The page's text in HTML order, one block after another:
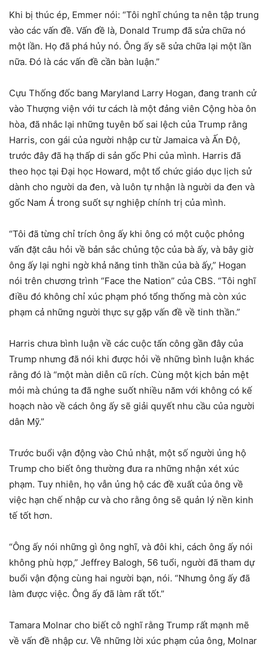
Khi bị thúc ép, Emmer nói: “Tôi nghĩ chúng ta nên tập trung
vào các vấn đề. Vấn đề là, Donald Trump đã sửa chữa nó
một lần. Họ đã phá hủy nó. Ông ấy sẽ sửa chữa lại một lần
nữa. Đó là các vấn đề cần bàn luận.”
Cựu Thống đốc bang Maryland Larry Hogan, đang tranh cử
vào Thượng viện với tư cách là một đảng viên Cộng hòa ôn
hòa, đã nhắc lại những tuyên bố sai lệch của Trump rằng
Harris, con gái của người nhập cư từ Jamaica và Ấn Độ,
trước đây đã hạ thấp di sản gốc Phi của mình. Harris đã
theo học tại Đại học Howard, một tổ chức giáo dục lịch sử
dành cho người da đen, và luôn tự nhận là người da đen và
gốc Nam Á trong suốt sự nghiệp chính trị của mình.
“Tôi đã từng chỉ trích ông ấy khi ông có một cuộc phỏng
vấn đặt câu hỏi về bản sắc chủng tộc của bà ấy, và bây giờ
ông ấy lại nghi ngờ khả năng tinh thần của bà ấy,” Hogan
nói trên chương trình “Face the Nation” của CBS. “Tôi nghĩ
điều đó không chỉ xúc phạm phó tổng thống mà còn xúc
phạm cả những người thực sự gặp vấn đề về tinh thần.”
Harris chưa bình luận về các cuộc tấn công gần đây của
Trump nhưng đã nói khi được hỏi về những bình luận khác
rằng đó là “một màn diễn cũ rích. Cùng một kịch bản mệt
mỏi mà chúng ta đã nghe suốt nhiều năm với không có kế
hoạch nào về cách ông ấy sẽ giải quyết nhu cầu của người
dân Mỹ.”
Trước buổi vận động vào Chủ nhật, một số người ủng hộ
Trump cho biết ông thường đưa ra những nhận xét xúc
phạm. Tuy nhiên, họ vẫn ủng hộ các đề xuất của ông về
việc hạn chế nhập cư và cho rằng ông sẽ quản lý nền kinh
tế tốt hơn.
“Ông ấy nói những gì ông nghĩ, và đôi khi, cách ông ấy nói
không phù hợp,” Jeffrey Balogh, 56 tuổi, người đã tham dự
buổi vận động cùng hai người bạn, nói. “Nhưng ông ấy đã
làm được việc. Ông ấy đã làm rất tốt.”
Tamara Molnar cho biết cô nghĩ rằng Trump rất mạnh mẽ
về vấn đề nhập cư. Về những lời xúc phạm của ông, Molnar